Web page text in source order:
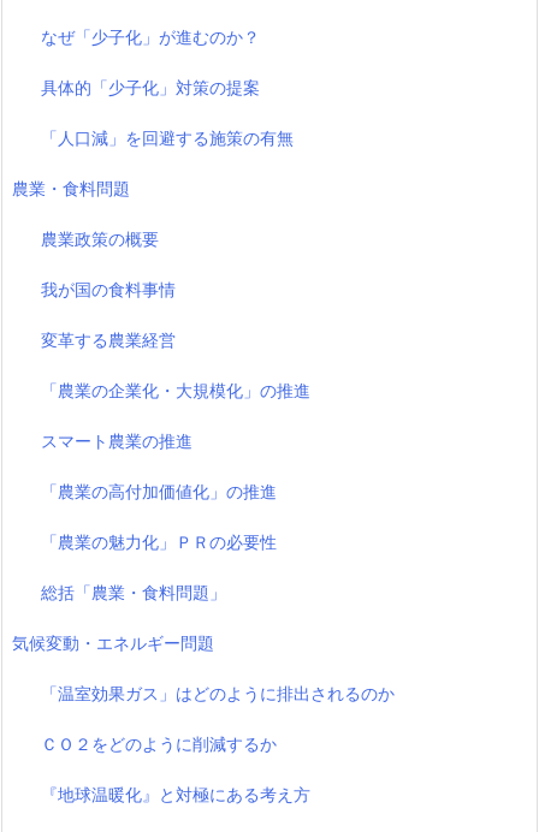
なぜ「少子化」が進むのか？
具体的「少子化」対策の提案
「人口減」を回避する施策の有無
農業・食料問題
農業政策の概要
我が国の食料事情
変革する農業経営
「農業の企業化・大規模化」の推進
スマート農業の推進
「農業の高付加価値化」の推進
「農業の魅力化」ＰＲの必要性
総括「農業・食料問題」
気候変動・エネルギー問題
「温室効果ガス」はどのように排出されるのか
ＣＯ２をどのように削減するか
『地球温暖化』と対極にある考え方